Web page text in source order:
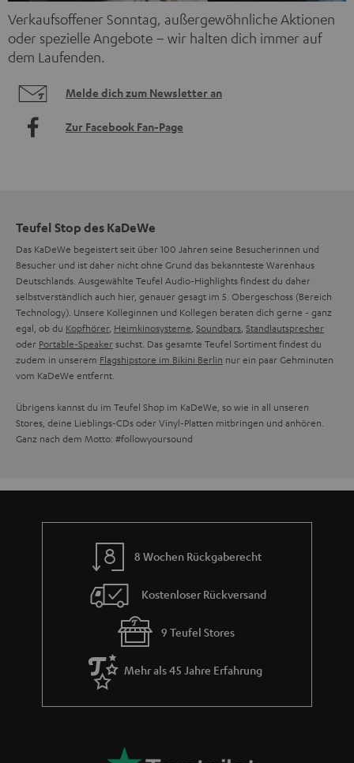
Verkaufsoffener Sonntag, außergewöhnliche Aktionen
oder spezielle Angebote – wir halten dich immer auf
dem Laufenden.
Melde dich zum Newsletter an
Zur Facebook Fan-Page
Teufel Stop des KaDeWe
Das KaDeWe begeistert seit über 100 Jahren seine Besucherinnen und
Besucher und ist daher nicht ohne Grund das bekannteste Warenhaus
Deutschlands. Ausgewählte Teufel Audio-Highlights findest du daher
selbstverständlich auch hier, genauer gesagt im 5. Obergeschoss (Bereich
Technology). Unsere Kolleginnen und Kollegen beraten dich gerne - ganz
egal, ob du Kopfhörer, Heimkinosysteme Soundbars Standlautsprecher
oder Portable-Speakersuchst. Das gesamte Teufel Sortiment findest du
zudem in unserem Flagshipstore im Bikini Berlin nur ein paar Gehminuten
vom KaDeWe entfernt.
Übrigens kannst du im Teufel Shop im KaDeWe, so wie in all unseren
Stores, deine Lieblings-CDs oder Vinyl-Platten mitbringen und anhören.
Ganz nach dem Motto: #followyoursound
8 Wochen Rückgaberecht
Kostenloser Rückversand
9 Teufel Stores
Mehr als 45 Jahre Erfahrung